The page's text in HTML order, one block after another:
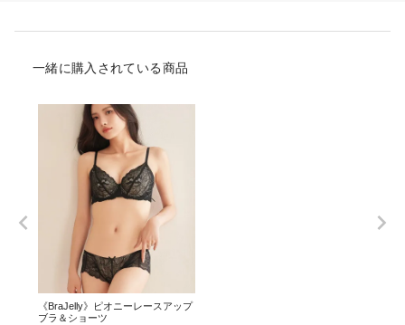
一緒に購入されている商品
《BraJelly》ピオニーレースアップ
ブラ＆ショーツ